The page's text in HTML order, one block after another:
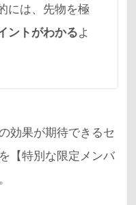
には、先物を極
ントがわかるよ
効果が期待できるセ
【特別な限定メンバ